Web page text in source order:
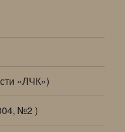
«ЛЧК»)
№2 )